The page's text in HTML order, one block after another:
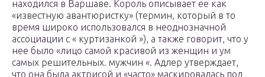
находился в Варшаве. Король описывает ее как
«известную авантюристку» (термин, который в то
время широко использовался в неоднозначной
ассоциации с « куртизанкой »), а также говорит, что у
нее было «лицо самой красивой из женщин и ум
самых решительных. мужчин «. Адлер утверждает,
что она была актрисой и «часто» маскировалась под